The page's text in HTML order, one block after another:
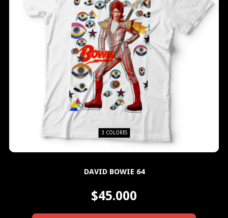
3 COLORES
DAVID BOWIE 64
$45.000